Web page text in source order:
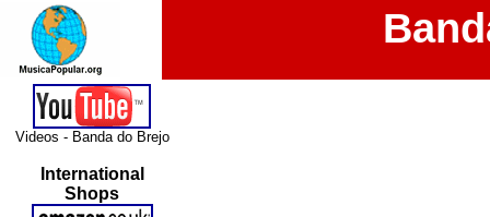
Videos - Banda do Brejo
International
Shops